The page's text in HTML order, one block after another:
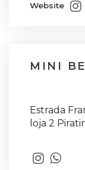
Website
MINI
Estrada
loja 2